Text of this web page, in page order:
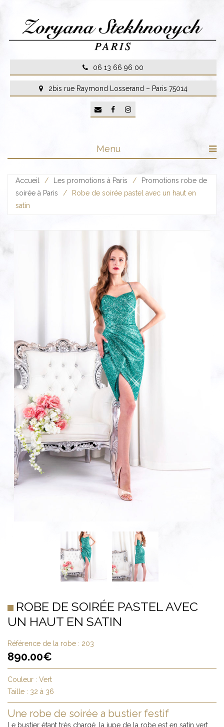
content
06 13 66 96 00
2bis rue Raymond Losserand – Paris 75014
Menu
Accueil / Les promotions à Paris /
Promotions robe de
soirée à Paris
/
Robe de soirée pastel avec un haut en
satin
ROBE DE SOIRÉE PASTEL AVEC
UN HAUT EN SATIN
Référence de la robe : 203
890.00€
Couleur : Vert
Taille : 32 à 36
Une robe de soirée a bustier festif
Le bustier étant très chargé, la jupe de la robe est en satin vert